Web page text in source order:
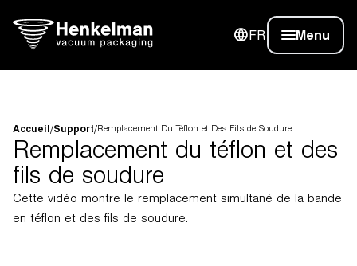
FR Menu
Accueil/Support/Remplacement Du Téflon et Des Fils de Soudure
Remplacement du téflon et des
fils de soudure
Cette vidéo montre le remplacement simultané de la bande
en téflon et des fils de soudure.